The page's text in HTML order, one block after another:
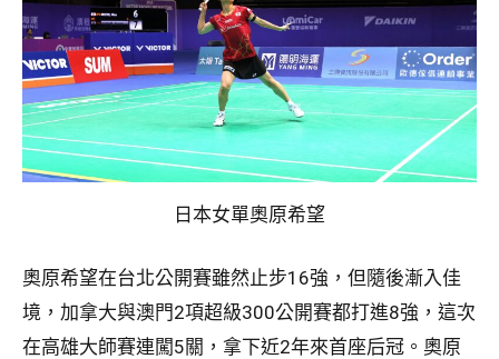
日本女單奧原希望
奧原希望在台北公開賽雖然止步16強，但隨後漸入佳
境，加拿大與澳門2項超級300公開賽都打進8強，這次
在高雄大師賽連闖5關，拿下近2年來首座后冠。奧原